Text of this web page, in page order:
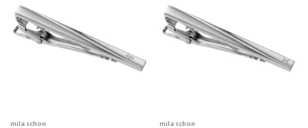
mila schon mila schon